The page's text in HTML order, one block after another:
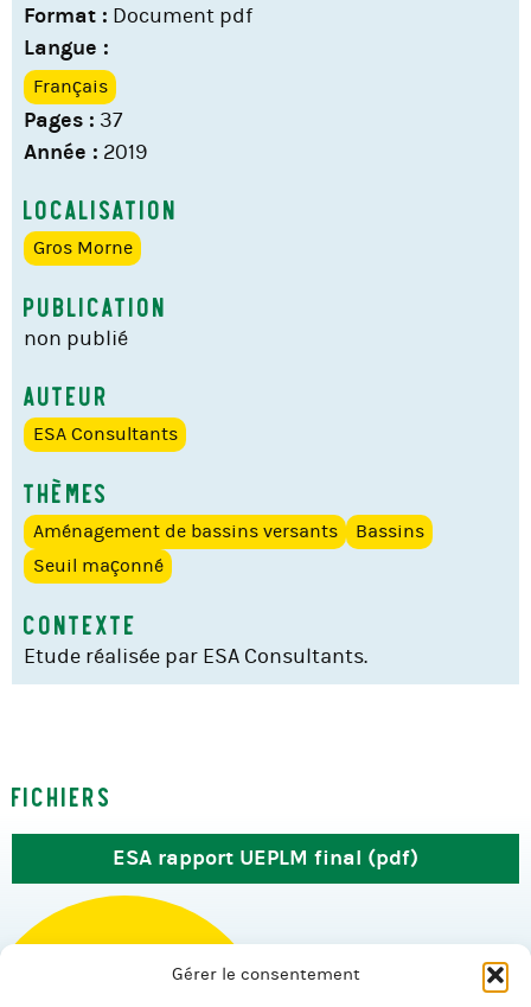
Gérer le consentement
Format : Document pdf
Langue :
Français
Pages : 37
Année : 2019
Localisation
Gros Morne
Publication
non publié
Auteur
ESA Consultants
Thèmes
Aménagement de bassins versants
Bassins
Seuil maçonné
Contexte
Etude réalisée par ESA Consultants.
Fichiers
ESA rapport UEPLM final (pdf)